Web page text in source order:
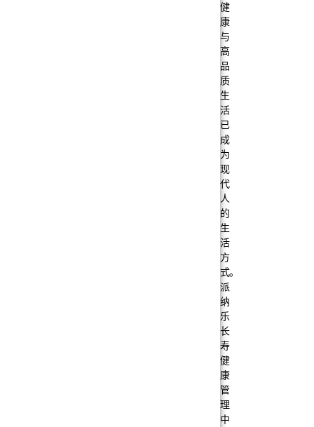
健
康
与
高
品
质
生
活
已
成
为
现
代
人
的
生
活
方
式。
派
纳
乐
长
寿
健
康
管
理
中